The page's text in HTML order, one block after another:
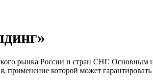
рынка России и стран СНГ.
применение которой может